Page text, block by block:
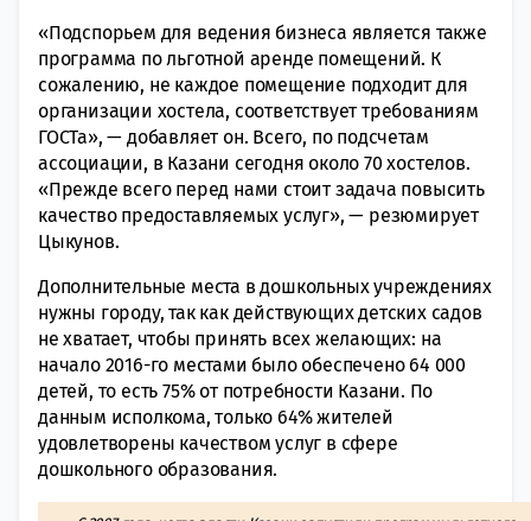
«Подспорьем для ведения бизнеса является также
программа по льготной аренде помещений. К
сожалению, не каждое помещение подходит для
организации хостела, соответствует требованиям
ГОСТа», — добавляет он. Всего, по подсчетам
ассоциации, в Казани сегодня около 70 хостелов.
«Прежде всего перед нами стоит задача повысить
качество предоставляемых услуг», — резюмирует
Цыкунов.
Дополнительные места в дошкольных учреждениях
нужны городу, так как действующих детских садов
не хватает, чтобы принять всех желающих: на
начало 2016-го местами было обеспечено 64 000
детей, то есть 75% от потребности Казани. По
данным исполкома, только 64% жителей
удовлетворены качеством услуг в сфере
дошкольного образования.